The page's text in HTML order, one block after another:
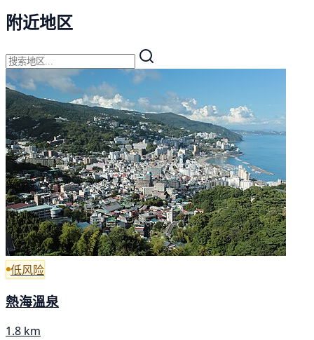
附近地区
低风险
熱海溫泉
1.8 km